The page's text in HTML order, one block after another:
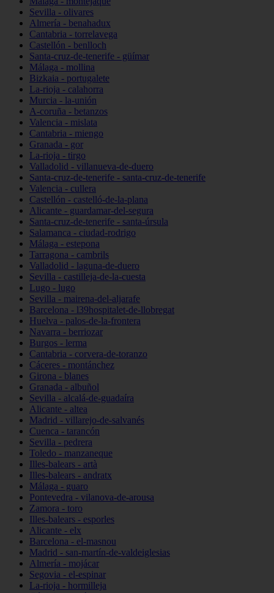
Sevilla - olivares
Almería - benahadux
Cantabria - torrelavega
Castellón - benlloch
Santa-cruz-de-tenerife - güímar
Málaga - mollina
Bizkaia - portugalete
La-rioja - calahorra
Murcia - la-unión
A-coruña - betanzos
Valencia - mislata
Cantabria - miengo
Granada - gor
La-rioja - tirgo
Valladolid - villanueva-de-duero
Santa-cruz-de-tenerife - santa-cruz-de-tenerife
Valencia - cullera
Castellón - castelló-de-la-plana
Alicante - guardamar-del-segura
Santa-cruz-de-tenerife - santa-úrsula
Salamanca - ciudad-rodrigo
Málaga - estepona
Tarragona - cambrils
Valladolid - laguna-de-duero
Sevilla - castilleja-de-la-cuesta
Lugo - lugo
Sevilla - mairena-del-aljarafe
Barcelona - l39hospitalet-de-llobregat
Huelva - palos-de-la-frontera
Navarra - berriozar
Burgos - lerma
Cantabria - corvera-de-toranzo
Cáceres - montánchez
Girona - blanes
Granada - albuñol
Sevilla - alcalá-de-guadaíra
Alicante - altea
Madrid - villarejo-de-salvanés
Cuenca - tarancón
Sevilla - pedrera
Toledo - manzaneque
Illes-balears - artà
Illes-balears - andratx
Málaga - guaro
Pontevedra - vilanova-de-arousa
Zamora - toro
Illes-balears - esporles
Alicante - elx
Barcelona - el-masnou
Madrid - san-martín-de-valdeiglesias
Almería - mojácar
Segovia - el-espinar
La-rioja - hormilleja